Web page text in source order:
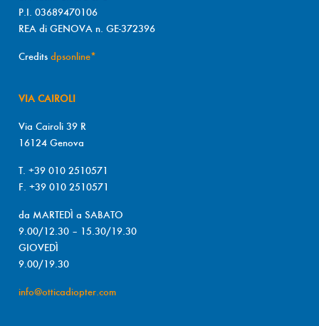
P.I. 03689470106
REA di GENOVA n. GE-372396
Credits dpsonline*
VIA CAIROLI
Via Cairoli 39 R
16124 Genova
T. +39 010 2510571
F. +39 010 2510571
da MARTEDÌ a SABATO
9.00/12.30 – 15.30/19.30
GIOVEDÌ
9.00/19.30
info@otticadiopter.com